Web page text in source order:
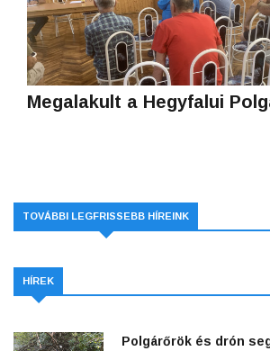
Megalakult a Hegyfalui
TOVÁBBI LEGFRISSEBB HÍREINK
HÍREK
Polgárőrök és drón